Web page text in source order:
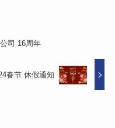
司 16周年
春节 休假通知